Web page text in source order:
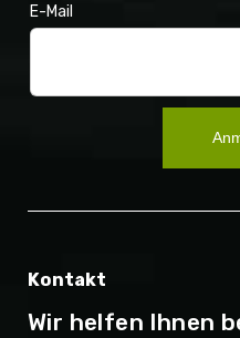
E-Mail
Kontakt
Wir helfen Ihnen